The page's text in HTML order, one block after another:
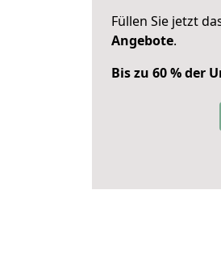
Füllen Sie jetzt
Angebote.
Bis zu 60 % der